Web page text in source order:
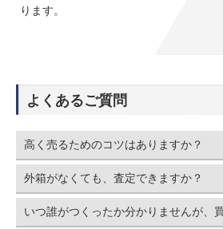
章 旭日章 日本 3点おまとめ 高価
め 箱付き 軍 ビンテージ交野市 茄子
いつも『よろずやM
【買取専門よろずや 粉浜店】
買取（堺市 堺区 香ヶ丘町のお
ります。
よくあるご質問
高く売るためのコツはありますか？
外箱がなくても、査定できますか？
いつ誰がつくったか分かりませんが、